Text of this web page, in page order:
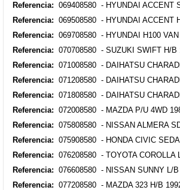
Referencia: 069408580 - HYUNDAI ACCENT
Referencia: 069508580 - HYUNDAI ACCENT
Referencia: 069708580 - HYUNDAI H100
Referencia: 070708580 - SUZUKI SWIFT H/B
Referencia: 071008580 - DAIHATSU
Referencia: 071208580 - DAIHATSU
Referencia: 071808580 - DAIHATSU
Referencia: 072008580 - MAZDA P/U 4WD
Referencia: 075808580 - NISSAN ALMERA
Referencia: 075908580 - HONDA CIVIC
Referencia: 076208580 - TOYOTA COROLLA
Referencia: 076608580 - NISSAN SUNNY L/B
Referencia: 077208580 - MAZDA 323 H/B